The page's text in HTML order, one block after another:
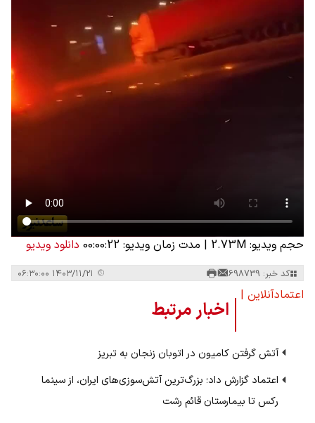
حجم ویدیو: 2.73M | مدت زمان ویدیو: 00:00:22 دانلود ویدیو
کد خبر: 698739
اعتمادآنلاین |
اخبار مرتبط
آتش گرفتن کامیون در اتوبان زنجان به تبریز
اعتماد گزارش داد؛ بزرگ‌ترین آتش‌سوزی‌های ایران، از سینما
رکس تا بیمارستان قائم رشت